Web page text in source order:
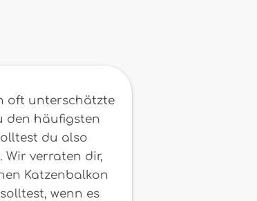
oft unterschätzte
den häufigsten
du also
verraten dir,
Katzenbalkon
wenn es